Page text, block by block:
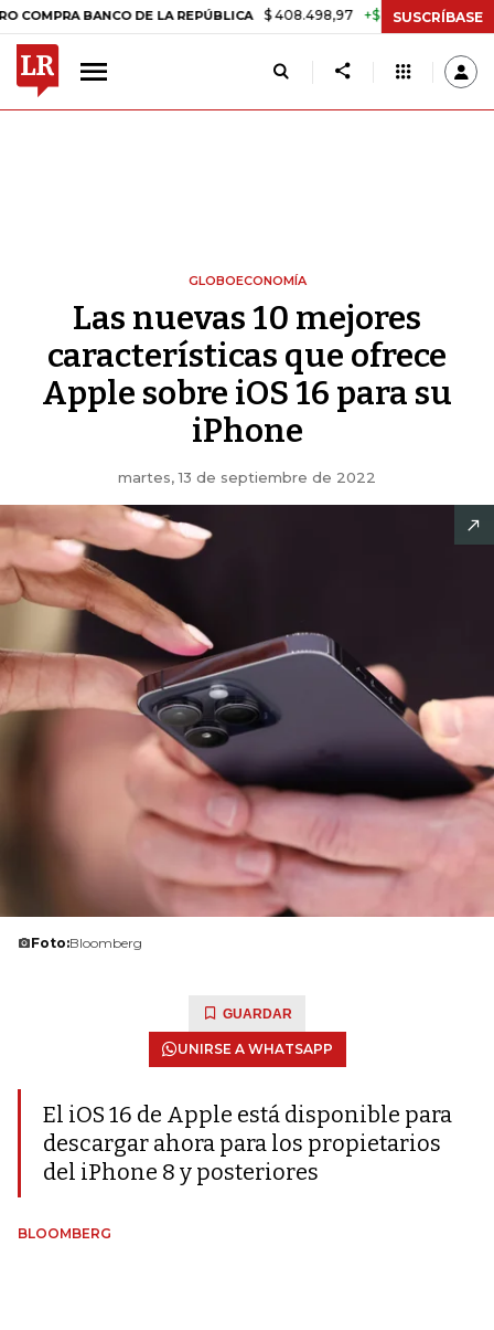
BANCO DE LA REPÚBLICA $ 408.498,97 +$ 8.753,81 +2,19% TASA
SUSCRÍBASE
GLOBOECONOMÍA
Las nuevas 10 mejores
características que ofrece
Apple sobre iOS 16 para su
iPhone
martes, 13 de septiembre de 2022
Foto:Bloomberg
GUARDAR
UNIRSE A WHATSAPP
El iOS 16 de Apple está disponible para
descargar ahora para los propietarios
del iPhone 8 y posteriores
BLOOMBERG